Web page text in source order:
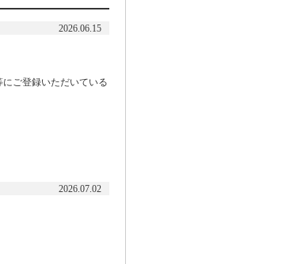
2026.06.15
ご登録いただいている
2026.07.02